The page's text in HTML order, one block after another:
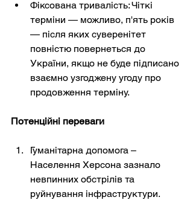
Фіксована тривалість: Чіткі
терміни — можливо, п'ять років
— після яких суверенітет
повністю повернеться до
України, якщо не буде підписано
взаємно узгоджену угоду про
продовження терміну.
Потенційні переваги
Гуманітарна допомога –
Населення Херсона зазнало
невпинних обстрілів та
руйнування інфраструктури.